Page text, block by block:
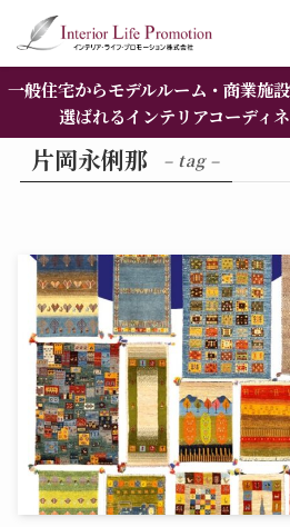
一般住宅からモデルルーム・商業施
選ばれるインテリアコーディ
片岡永俐那 – tag –